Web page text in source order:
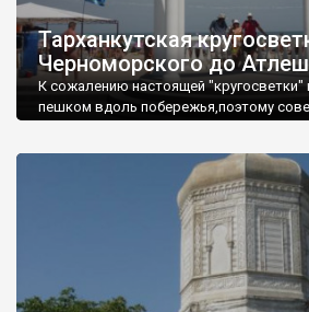
Тарханкутская
Черноморского до
К сожалению настоящей "кругосветки"
пешком вдоль побережья,поэтому